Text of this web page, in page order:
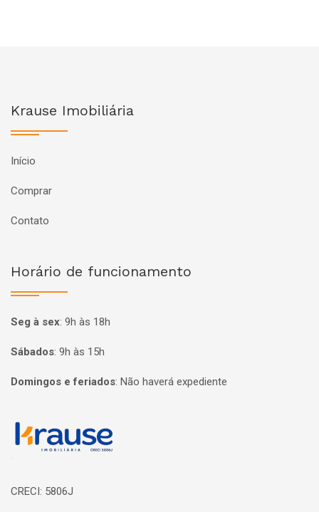
Krause Imobiliária
Início
Comprar
Contato
Horário de funcionamento
Seg à sex: 9h às 18h
Sábados: 9h às 15h
Domingos e feriados: Não haverá expediente
Página inicial
CRECI: 5806J